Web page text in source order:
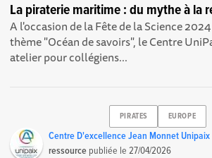
La piraterie maritime : du mythe à la
A l'occasion de la Fête de la Science
thème "Océan de savoirs", le Centre
atelier pour collégiens...
PIRATES EUROPE
Centre D'excellence Jean Monnet Unipaix
ressource publiée le27/04/2026